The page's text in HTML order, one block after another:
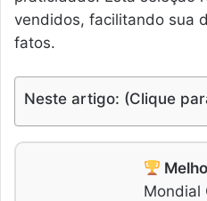
vendidos, facilitando sua
fatos.
Neste artigo: (Clique
Mondial